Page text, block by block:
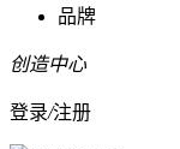
品牌
创造中心
登录/注册